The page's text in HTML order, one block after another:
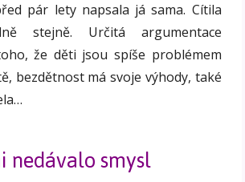
pár lety napsala já sama. Cítila
stejně. Určitá argumentace
že děti jsou spíše problémem
bezdětnost má svoje výhody, také
smysl